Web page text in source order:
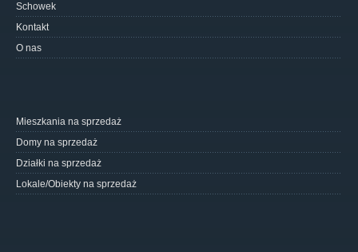
Schowek
Kontakt
O nas
Mieszkania na sprzedaż
Domy na sprzedaż
Działki na sprzedaż
Lokale/Obiekty na sprzedaż